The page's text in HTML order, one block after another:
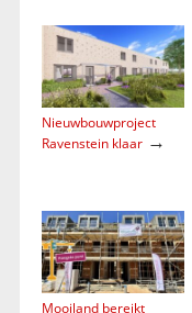
Nieuwbouwproject
Ravenstein klaar→
Mooiland bereikt